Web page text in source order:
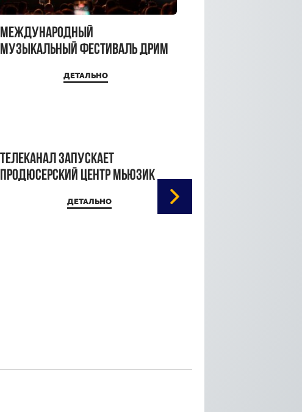
Международный
музыкальный фестиваль ДРИМ
ДЕТАЛЬНО
Телеканал запускает
продюсерский центр Мьюзик
ДЕТАЛЬНО